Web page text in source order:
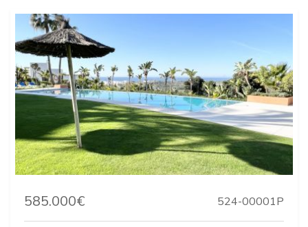
585.000€ 524-00001P